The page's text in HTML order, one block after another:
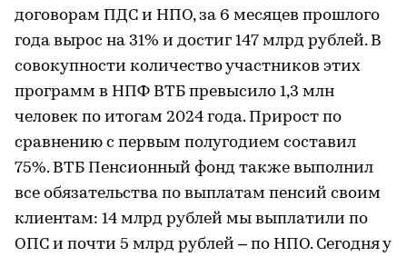
договорам ПДС и НПО, за 6 месяцев прошлого
года вырос на 31% и достиг 147 млрд рублей. В
совокупности количество участников этих
программ в НПФ ВТБ превысило 1,3 млн
человек по итогам 2024 года. Прирост по
сравнению с первым полугодием составил
75%. ВТБ Пенсионный фонд также выполнил
все обязательства по выплатам пенсий своим
клиентам: 14 млрд рублей мы выплатили по
ОПС и почти 5 млрд рублей – по НПО. Сегодня у